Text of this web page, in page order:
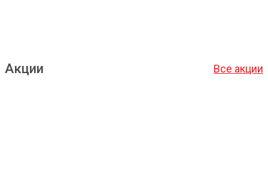
Акции Все акции